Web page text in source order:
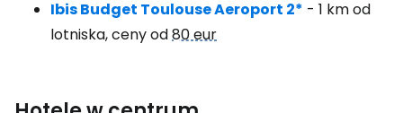
Ibis Budget Toulouse Aeroport 2* - 1 km od
lotniska, ceny od80 eur